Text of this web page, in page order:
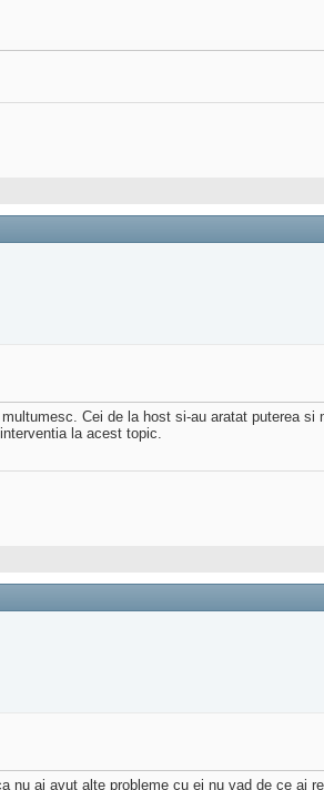
Cei de la host si-au aratat puterea
la acest topic.
nu ai avut alte probleme cu ei nu vad de ce ai